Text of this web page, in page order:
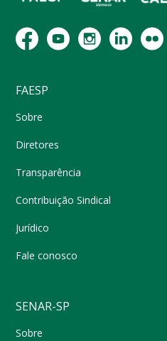
FAESP
Sobre
Diretores
Transparência
Contribuição Sindical
Jurídico
Fale conosco
SENAR-SP
Sobre